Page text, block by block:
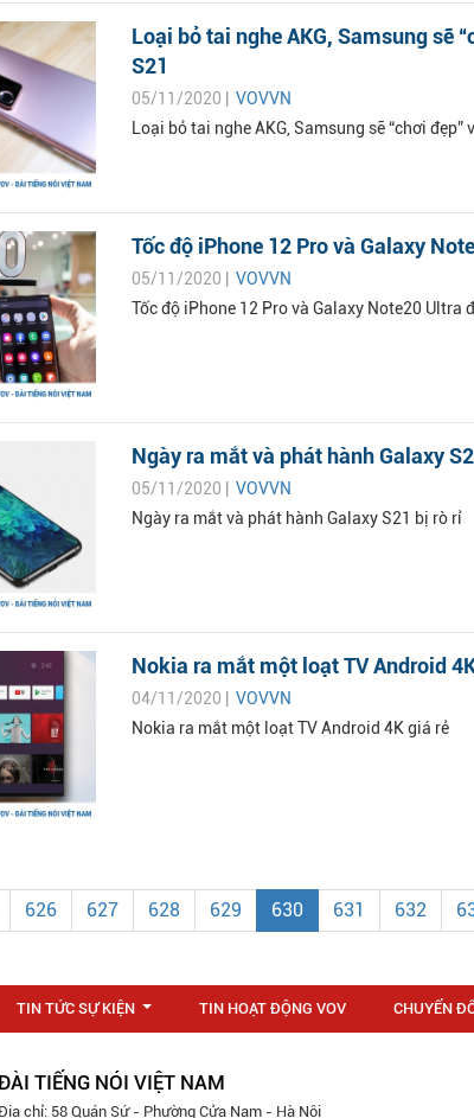
Loại bỏ tai nghe AKG, Samsung sẽ
S21
05/11/2020 | VOVVN
Loại bỏ tai nghe AKG, Samsung sẽ “chơi đẹp”
Tốc độ iPhone 12 Pro và Galaxy
05/11/2020 | VOVVN
Tốc độ iPhone 12 Pro và Galaxy Note20 Ultra
Ngày ra mắt và phát hành Galaxy
05/11/2020 | VOVVN
Ngày ra mắt và phát hành Galaxy S21 bị rò rỉ
Nokia ra mắt một loạt TV Android
04/11/2020 | VOVVN
Nokia ra mắt một loạt TV Android 4K giá rẻ
626 627 628 629 630 631 632
TIN TỨC SỰ KIỆN TIN HOẠT ĐỘNG VOV CHUYỂN
TIẾNG NÓI VIỆT NAM
chỉ: 58 Quán Sứ - Phường Cửa Nam - Hà Nội